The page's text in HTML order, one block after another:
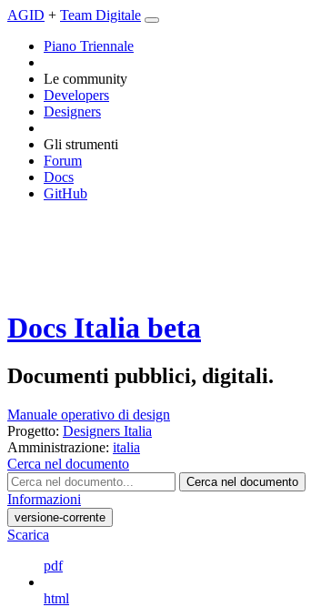
AGID + Team Digitale
Piano Triennale
Le community
Developers
Designers
Gli strumenti
Forum
Docs
GitHub
Docs Italia beta
Documenti pubblici, digitali.
Manuale operativo di design
Progetto: Designers Italia
Amministrazione: italia
Cerca nel documento
Cerca nel documento
Informazioni
versione-corrente
Scarica
pdf
html